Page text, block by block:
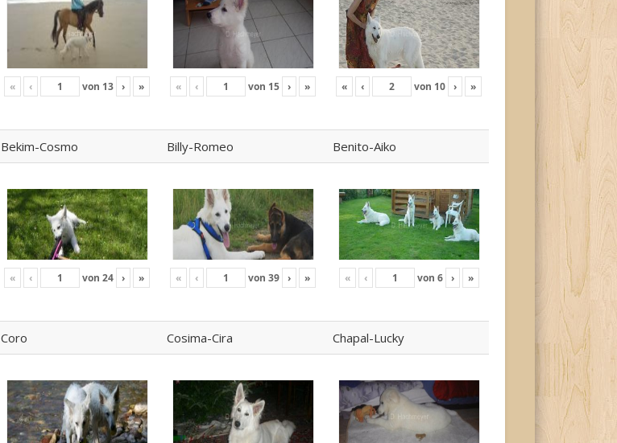
« ‹ von 13 › » « ‹ von 15 › » « ‹ von 10 › »
Bekim-Cosmo Billy-Romeo Benito-Aiko
« ‹ von24 › » « ‹ von39 › » « ‹ von 6 › »
Coro Cosima-Cira Chapal-Lucky